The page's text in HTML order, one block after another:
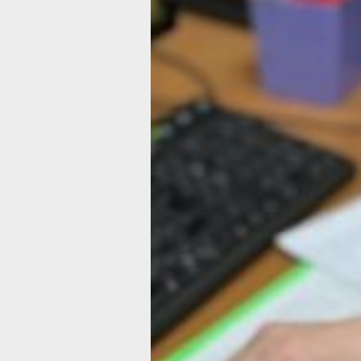
конкретному человеку уникален. По
ее словам, работать по шаблону в
невозможно. Кому-то нужно срочно
восстановить паспорт или полис
надомного социального
а кого-то необходимо подключить
к поддержке некоммерческих
для жизнеустройства.
— Социальный куратор видит
индивидуальный маршрут помощи,
привлекая юристов, психологов,
и волонтеров. Наша задача — не
человека без внимания, чтобы он
обратиться и чем ему могут помочь,
говорит о данном виде помощи
министра социальной защиты
края — начальник управления по
с ветеранами, инвалидами и
социального обслуживания Елена
И подтверждает, что история Анны
не единична. Среди социальных